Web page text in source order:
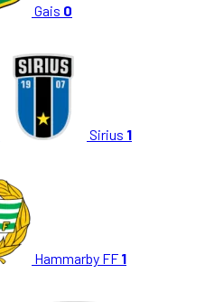
Gais 0
Sirius 1
Hammarby FF 1